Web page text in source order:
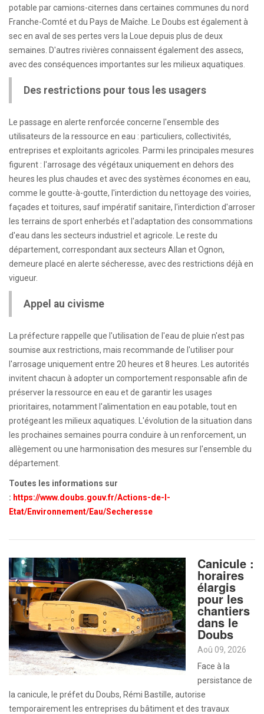
potable par camions-citernes dans certaines communes du nord
Franche-Comté et du Pays de Maîche. Le Doubs est également à
sec en aval de ses pertes vers la Loue depuis plus de deux
semaines. D'autres rivières connaissent également des assecs,
avec des conséquences importantes sur les milieux aquatiques.
Des restrictions pour tous les usagers
Le passage en alerte renforcée concerne l'ensemble des
utilisateurs de la ressource en eau : particuliers, collectivités,
entreprises et exploitants agricoles. Parmi les principales mesures
figurent : l'arrosage des végétaux uniquement en dehors des
heures les plus chaudes et avec des systèmes économes en eau,
comme le goutte-à-goutte, l'interdiction du nettoyage des voiries,
façades et toitures, sauf impératif sanitaire, l'interdiction d'arroser
les terrains de sport enherbés et l'adaptation des consommations
d'eau dans les secteurs industriel et agricole. Le reste du
département, correspondant aux secteurs Allan et Ognon,
demeure placé en alerte sécheresse, avec des restrictions déjà en
vigueur.
Appel au civisme
La préfecture rappelle que l'utilisation de l'eau de pluie n'est pas
soumise aux restrictions, mais recommande de l'utiliser pour
l'arrosage uniquement entre 20 heures et 8 heures. Les autorités
invitent chacun à adopter un comportement responsable afin de
préserver la ressource en eau et de garantir les usages
prioritaires, notamment l'alimentation en eau potable, tout en
protégeant les milieux aquatiques. L'évolution de la situation dans
les prochaines semaines pourra conduire à un renforcement, un
allègement ou une harmonisation des mesures sur l'ensemble du
département.
Toutes les informations sur
: https://www.doubs.gouv.fr/Actions-de-l-
Etat/Environnement/Eau/Secheresse
Canicule :
horaires
élargis
pour les
chantiers
dans le
Doubs
Aoû 09, 2026
Face à la
persistance de
la canicule, le préfet du Doubs, Rémi Bastille, autorise
temporairement les entreprises du bâtiment et des travaux